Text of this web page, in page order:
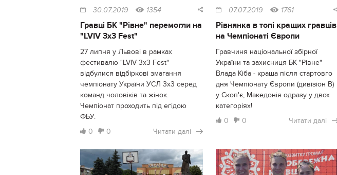
30.07.2019 1354
Гравці БК "Рівне" перемогли на
"LVIV 3x3 Fest"
27 липня у Львові в рамках
фестивалю "LVIV 3x3 Fest"
відбулися відбіркові змагання
чемпіонату України УСЛ 3х3 серед
команд чоловіків та жінок.
Чемпіонат проходить під егідою
ФБУ.
0
0 Читати далі
07.07.2019 1761
Рівнянка в топі кращих гравців
на Чемпіонаті Європи
Гравчиня національної збірної
України та захисниця БК "Рівне"
Влада Кіба - краща після стартовго
дня Чемпіонату Європи (дивізіон В)
у Скоп'є, Македонія одразу у двох
категоріях!
0
0 Читати далі